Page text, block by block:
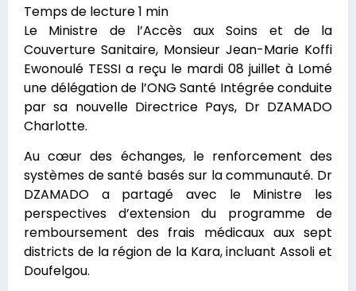
Le Ministre de l’Accès aux Soins et de la
Couverture Sanitaire, Monsieur Jean-Marie Koffi
Ewonoulé TESSI a reçu le mardi 08 juillet à Lomé
une délégation de l’ONG Santé Intégrée conduite
par sa nouvelle Directrice Pays, Dr DZAMADO
Charlotte.
Au cœur des échanges, le renforcement des
systèmes de santé basés sur la communauté. Dr
DZAMADO a partagé avec le Ministre les
perspectives d’extension du programme de
remboursement des frais médicaux aux sept
districts de la région de la Kara, incluant Assoli et
Doufelgou.